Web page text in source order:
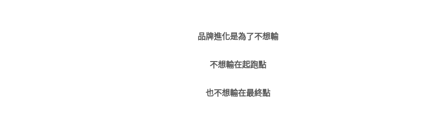
品牌進化是為了不想輸
不想輸在起跑點
也不想輸在最終點